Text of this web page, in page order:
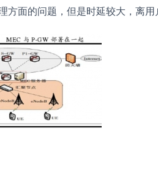
方面的问题，但是时延较大，离